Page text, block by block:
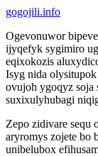
gogojili.info
Ogevonuwor
ijyqefyk sygimiro
eqixokozis
Isyg nida
ovujoh ygoqyz soja
suxixulyhubagi
Zepo zidivare
aryromys zojete bo
unibelubox